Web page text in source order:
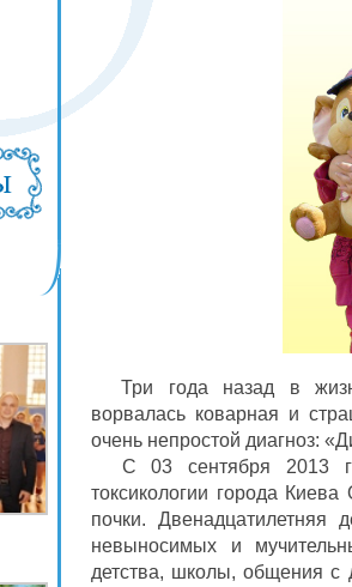
Три года назад в
ворвалась коварная и
очень непростой диагноз:
С 03 сентября 2013
токсикологии города
почки. Двенадцатилетняя
невыносимых и
детства, школы, общения с